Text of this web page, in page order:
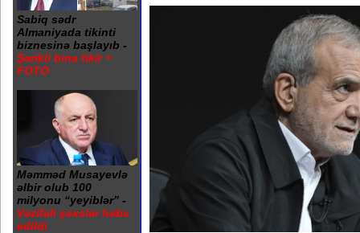
Sabiq sədr
Almaniyada tikinti
biznesinə başlayıb -
Şərikli bina tikir +
FOTO
Məmməd Musayevlə
əlbir olub 100
milyonu “yeyiblər” -
Vəzifəli şəxslər həbs
edildi